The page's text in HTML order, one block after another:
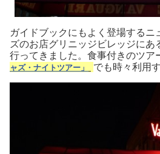
ガイドブックにもよく登場するニ
ズのお店グリニッジビレッジにあ
行ってきました。食事付きのツア
ャズ・ナイトツアー」
でも時々利用